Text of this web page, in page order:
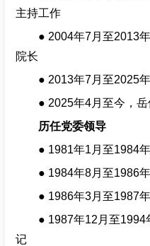
主持工作
● 2004年7月至2013
院长
● 2013年7月至2025
● 2025年4月至今，
历任党委领导
● 1981年1月至1984
● 1984年8月至1986
● 1986年3月至1987
● 1987年12月至1994
记